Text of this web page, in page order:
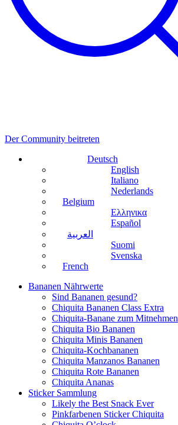
Der Community beitreten
Deutsch
English
Italiano
Nederlands
Belgium
Ελληνικα
Español
العربية
Suomi
Svenska
French
Bananen Nährwerte
Sind Bananen gesund?
Chiquita Bananen Class Extra
Chiquita-Banane zum Mitnehmen
Chiquita Bio Bananen
Chiquita Minis Bananen
Chiquita-Kochbananen
Chiquita Manzanos Bananen
Chiquita Rote Bananen
Chiquita Ananas
Sticker Sammlung
Likely the Best Snack Ever
Pinkfarbenen Sticker Chiquita